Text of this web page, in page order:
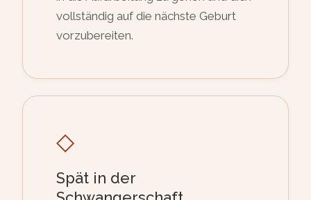
vollständig auf die nächste Geburt
vorzubereiten.
◇
Spät in der